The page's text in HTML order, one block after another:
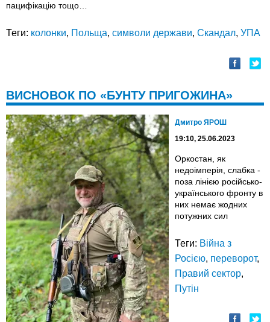
пацифікацію тощо…
Теги: колонки, Польща, символи держави, Скандал, УПА
ВИСНОВОК ПО «БУНТУ ПРИГОЖИНА»
Дмитро ЯРОШ
19:10, 25.06.2023
Оркостан, як
недоімперія, слабка -
поза лінією російсько-
українського фронту в
них немає жодних
потужних сил
Теги: Війна з
Росією, переворот,
Правий сектор,
Путін